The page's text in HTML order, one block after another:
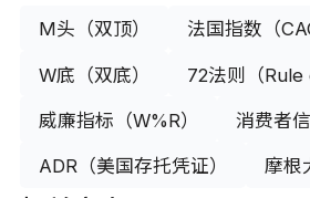
M头（双顶） 法国指数（
W底（双底） 72法则（Rule
威廉指标（W%R） 消费者
ADR（美国存托凭证） 摩根